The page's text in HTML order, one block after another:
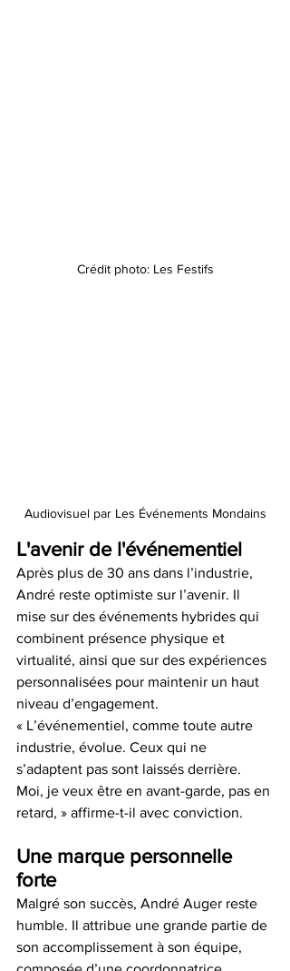
Crédit photo: Les Festifs
Audiovisuel par Les Événements Mondains
L'avenir de l'événementiel
Après plus de 30 ans dans l’industrie,
André reste optimiste sur l’avenir. Il
mise sur des événements hybrides qui
combinent présence physique et
virtualité, ainsi que sur des expériences
personnalisées pour maintenir un haut
niveau d’engagement.
« L’événementiel, comme toute autre
industrie, évolue. Ceux qui ne
s’adaptent pas sont laissés derrière.
Moi, je veux être en avant-garde, pas en
retard, » affirme-t-il avec conviction.
Une marque personnelle
forte
Malgré son succès, André Auger reste
humble. Il attribue une grande partie de
son accomplissement à son équipe,